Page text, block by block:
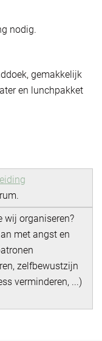
nodig.
gemakkelijk
en lunchpakket
wij organiseren?
met angst en
zelfbewustzijn
verminderen, ...)